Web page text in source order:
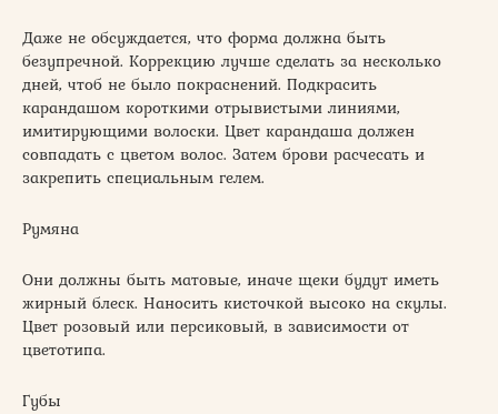
Даже не обсуждается, что форма должна быть
безупречной. Коррекцию лучше сделать за несколько
дней, чтоб не было покраснений. Подкрасить
карандашом короткими отрывистыми линиями,
имитирующими волоски. Цвет карандаша должен
совпадать с цветом волос. Затем брови расчесать и
закрепить специальным гелем.
Румяна
Они должны быть матовые, иначе щеки будут иметь
жирный блеск. Наносить кисточкой высоко на скулы.
Цвет розовый или персиковый, в зависимости от
цветотипа.
Губы